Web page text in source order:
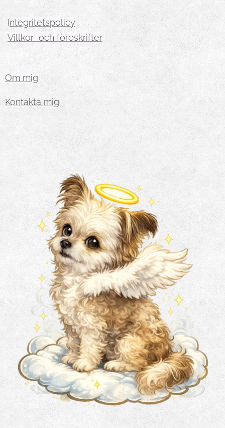
Integritetspolicy
Villkor och föreskrifter
Om mig
Kontakta mig